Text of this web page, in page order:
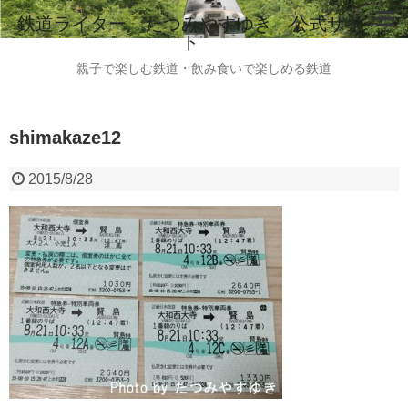
鉄道ライター たつみやすゆき 公式サイ
ト
親子で楽しむ鉄道・飲み食いで楽しめる鉄道
shimakaze12
2015/8/28
instagram
ご意見・ご感想・お問い合わせはこちらから
全国のビール列車情報（2015.8現在）